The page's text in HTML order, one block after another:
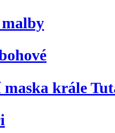
krále